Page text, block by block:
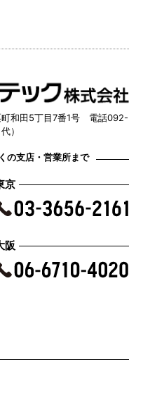
和田5丁目7番1号 電話092-
）
の支店・営業所まで
京
阪